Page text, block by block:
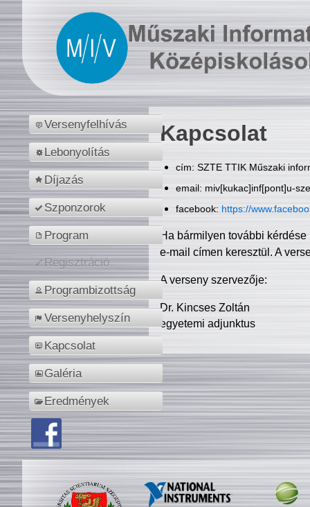
Versenyfelhívás
Lebonyolítás
Díjazás
Szponzorok
Program
Regisztráció
Programbizottság
Versenyhelyszín
Kapcsolat
Galéria
Eredmények
Kapcsolat
cím: SZTE TTIK Műszaki
email: miv[kukac]inf[pont]u-
facebook: https://
Ha bármilyen további
e-mail címen keresztül. A
A verseny szervezője:
Dr. Kincses Zoltán
egyetemi adjunktus